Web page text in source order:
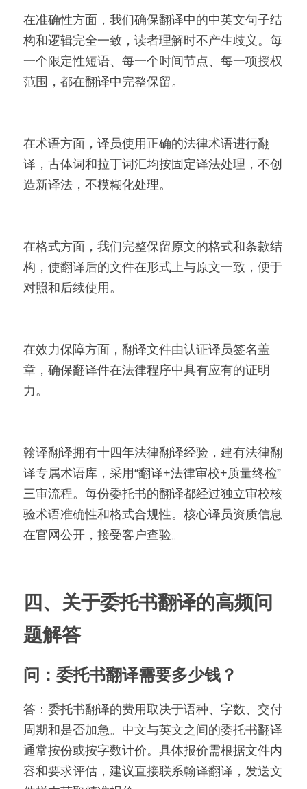
在准确性方面，我们确保翻译中的中英文句子结
构和逻辑完全一致，读者理解时不产生歧义。每
一个限定性短语、每一个时间节点、每一项授权
范围，都在翻译中完整保留。
在术语方面，译员使用正确的法律术语进行翻
译，古体词和拉丁词汇均按固定译法处理，不创
造新译法，不模糊化处理。
在格式方面，我们完整保留原文的格式和条款结
构，使翻译后的文件在形式上与原文一致，便于
对照和后续使用。
在效力保障方面，翻译文件由认证译员签名盖
章，确保翻译件在法律程序中具有应有的证明
力。
翰译翻译拥有十四年法律翻译经验，建有法律翻
译专属术语库，采用“翻译+法律审校+质量终检”
三审流程。每份委托书的翻译都经过独立审校核
验术语准确性和格式合规性。核心译员资质信息
在官网公开，接受客户查验。
四、关于委托书翻译的高频问
题解答
问：委托书翻译需要多少钱？
答：委托书翻译的费用取决于语种、字数、交付
周期和是否加急。中文与英文之间的委托书翻译
通常按份或按字数计价。具体报价需根据文件内
容和要求评估，建议直接联系翰译翻译，发送文